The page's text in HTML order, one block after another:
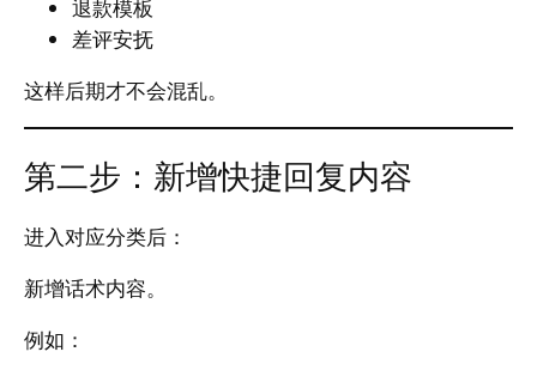
退款模板
差评安抚
这样后期才不会混乱。
第二步：新增快捷回复内容
进入对应分类后：
新增话术内容。
例如：